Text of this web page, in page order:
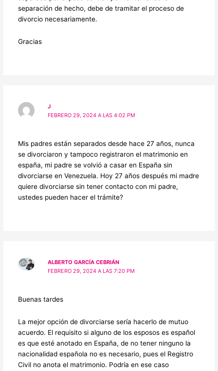
separación de hecho, debe de tramitar el proceso de
divorcio necesariamente.
Gracias
J
FEBRERO 29, 2024 A LAS 4:02 PM
Mis padres están separados desde hace 27 años, nunca
se divorciaron y tampoco registraron el matrimonio en
españa, mi padre se volvió a casar en España sin
divorciarse en Venezuela. Hoy 27 años después mi madre
quiere divorciarse sin tener contacto con mi padre,
ustedes pueden hacer el trámite?
ALBERTO GARCÍA CEBRIÁN
FEBRERO 29, 2024 A LAS 7:20 PM
Buenas tardes
La mejor opción de divorciarse sería hacerlo de mutuo
acuerdo. El requisito si alguno de los esposos es español
es que esté anotado en España, de no tener ninguno la
nacionalidad española no es necesario, pues el Registro
Civil no anota el matrimonio. Podría en ese caso